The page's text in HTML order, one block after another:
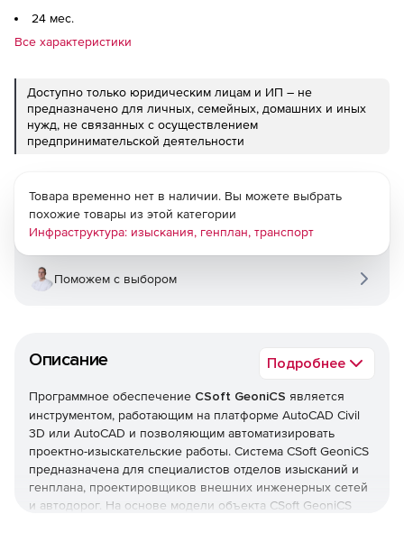
24 мес.
Все характеристики
Доступно только юридическим лицам и ИП – не
предназначено для личных, семейных, домашних и иных
нужд, не связанных с осуществлением
предпринимательской деятельности
Описание Подробнее
Программное обеспечение CSoft GeoniCS является
инструментом, работающим на платформе AutoCAD Civil
3D или AutoCAD и позволяющим автоматизировать
проектно-изыскательские работы. Система CSoft GeoniCS
предназначена для специалистов отделов изысканий и
генплана, проектировщиков внешних инженерных сетей
и автодорог. На основе модели объекта CSoft GeoniCS
Товара временно нет в наличии. Вы можете выбрать
похожие товары из этой категории
Инфраструктура: изыскания, генплан, транспорт
Поможем с выбором